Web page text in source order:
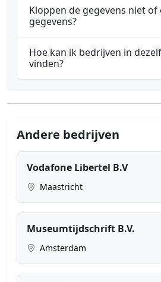
Kloppen de gegevens niet
gegevens?
Hoe kan ik bedrijven in
vinden?
Andere bedrijven
Vodafone Libertel B.V
Maastricht
Museumtijdschrift B.V.
Amsterdam